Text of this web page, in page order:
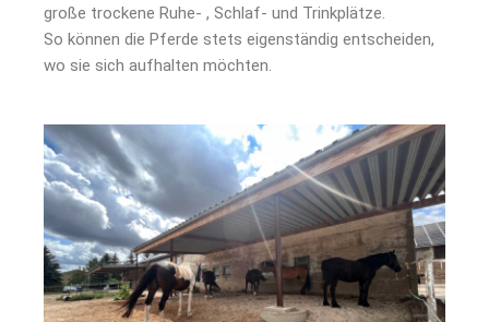
große trockene Ruhe- , Schlaf- und Trinkplätze.
So können die Pferde stets eigenständig entscheiden,
wo sie sich aufhalten möchten.